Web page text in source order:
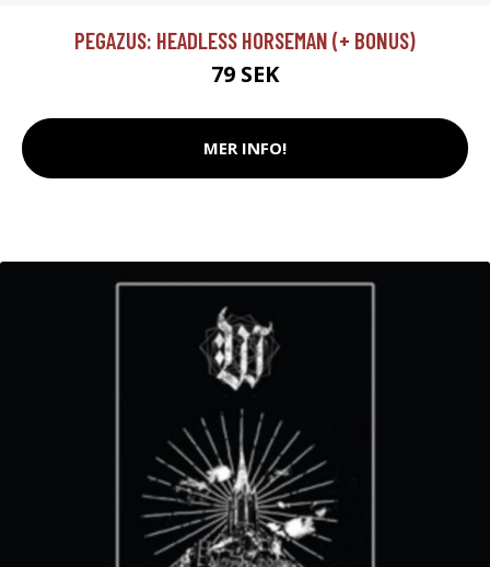
PEGAZUS: HEADLESS HORSEMAN (+ BONUS)
79 SEK
MER INFO!